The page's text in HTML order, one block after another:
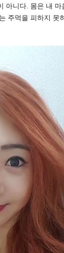
아니다. 몸은 내
주먹을 피하지 못